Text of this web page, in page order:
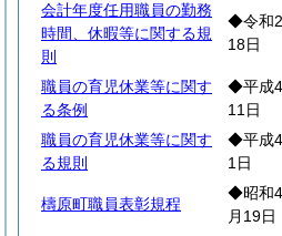
会計年度任用職員の勤務
時間、休暇等に関する規
則
◆令和2
18日
職員の育児休業等に関す
る条例
◆平成4
11日
職員の育児休業等に関す
る規則
◆平成4
1日
檮原町職員表彰規程
◆昭和
月19日